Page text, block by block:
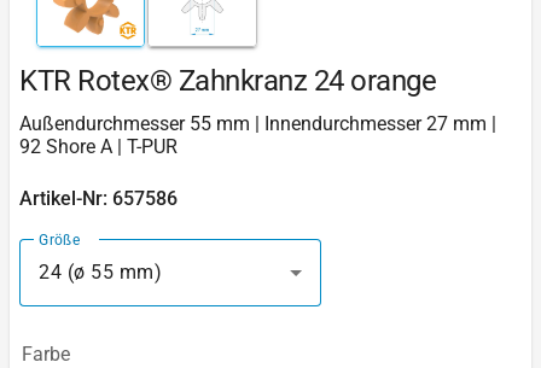
KTR Rotex® Zahnkranz 24 orange
Außendurchmesser 55 mm | Innendurchmesser 27 mm |
92 Shore A | T-PUR
Artikel-Nr: 657586
Größe
24 (ø 55 mm)
Farbe